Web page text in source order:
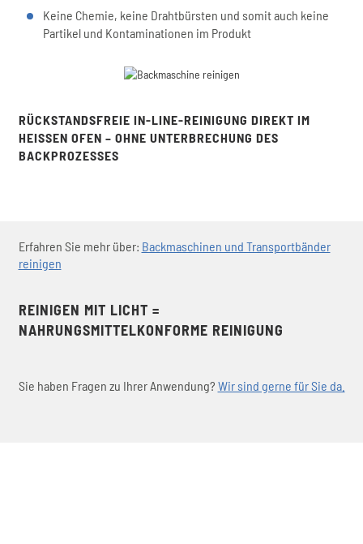
Keine Chemie, keine Drahtbürsten und somit auch keine
Partikel und Kontaminationen im Produkt
RÜCKSTANDSFREIE IN-LINE-REINIGUNG DIREKT IM
HEISSEN OFEN – OHNE UNTERBRECHUNG DES B
ACKPROZESSES
Erfahren Sie mehr über: Backmaschinen und Transportbänder
reinigen
REINIGEN MIT LICHT =
NAHRUNGSMITTELKONFORME REINIGUNG
Sie haben Fragen zu Ihrer Anwendung? Wir sind gerne für Sie da.